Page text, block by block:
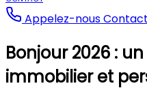
Appelez-nous
Bonjour 2026 :
immobilier et